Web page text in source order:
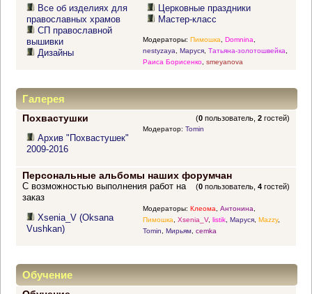
Все об изделиях для
православных храмов
СП православной
вышивки
Дизайны
Церковные праздники
Мастер-класс
Модераторы: Пимошка Domnina
nestyzaya
Маруся, Татьяна-золотошвейка
Раиса Борисенко, smeyanova
Галерея
Похвастушки (0 пользователь,2 гостей)
Архив "Похвастушек"
2009-2016
Модератор: Tomin
Персональные альбомы наших форумчан
(0 пользователь,4 гостей)
С возможностью выполнения работ на
заказ
Xsenia_V (Oksana
Vushkan)
Модераторы: Клеома, Антонина,
Пимошка, Xsenia_V, listik, Маруся, Mazzy,
Tomin, Мирьям, cemka
Обучение